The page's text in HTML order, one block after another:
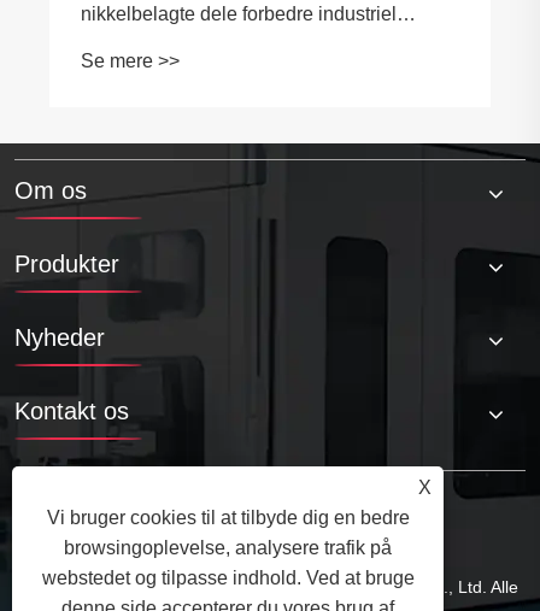
nikkelbelagte dele forbedre industriel
Se mere >>
Om os
Produkter
Nyheder
Kontakt os
Copyright © 2025 Qingdao Tuoyuan Metal Products Co., Ltd. Alle
X
Vi bruger cookies til at tilbyde dig en bedre
browsingoplevelse, analysere trafik på
webstedet og tilpasse indhold. Ved at bruge